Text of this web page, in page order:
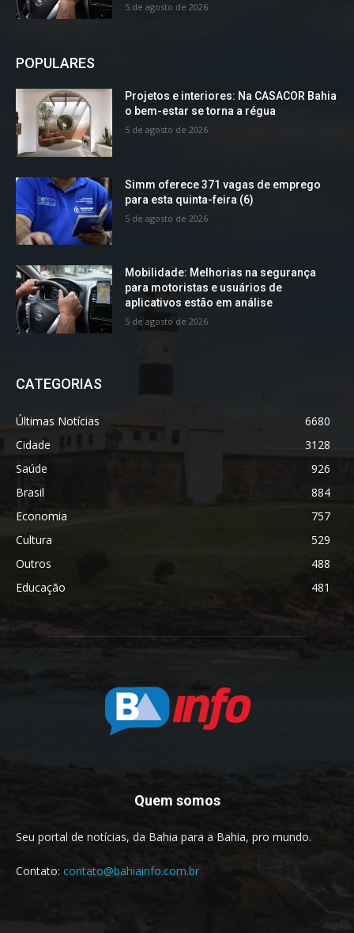
5 de agosto de 2026
POPULARES
Projetos e interiores: Na CASACOR Bahia
o bem-estar se torna a régua
5 de agosto de 2026
Simm oferece 371 vagas de emprego
para esta quinta-feira (6)
5 de agosto de 2026
Mobilidade: Melhorias na segurança
para motoristas e usuários de
aplicativos estão em análise
5 de agosto de 2026
CATEGORIAS
Últimas Notícias
6680
Cidade
3128
Saúde
926
Brasil
884
Economia
757
Cultura
529
Outros
488
Educação
481
Quem somos
Seu portal de notícias, da Bahia para a Bahia, pro mundo.
Contato: contato@bahiainfo.com.br